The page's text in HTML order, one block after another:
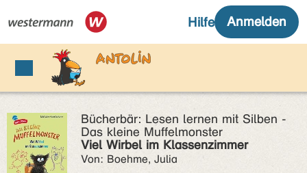
Bücherbär: Lesen lernen mit Silben -
Das kleine Muffelmonster
Viel Wirbel im Klassenzimmer
Von: Boehme, Julia